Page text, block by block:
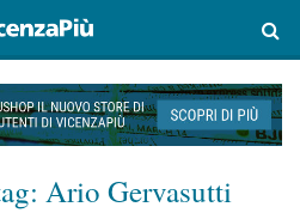
Ario Gervasutti